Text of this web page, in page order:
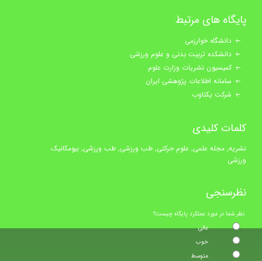
پایگاه های مرتبط
دانشگاه خوارزمی
دانشکده تربیت بدنی و علوم ورزشی
کمیسیون نشریات وزارت علوم
سامانه اطلاعات پژوهشی ایران
شرکت یکتاوب
کلمات کلیدی
نشریه, مجله علمی, علوم حرکتی, طب ورزشی, طب ورزشی, بیومکانیک
ورزشی
نظرسنجی
نظر شما در مورد عملکرد پایگاه چیست؟
عالی
خوب
متوسط